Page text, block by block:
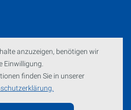
anzuzeigen, benötigen wir
Einwilligung.
finden Sie in unserer